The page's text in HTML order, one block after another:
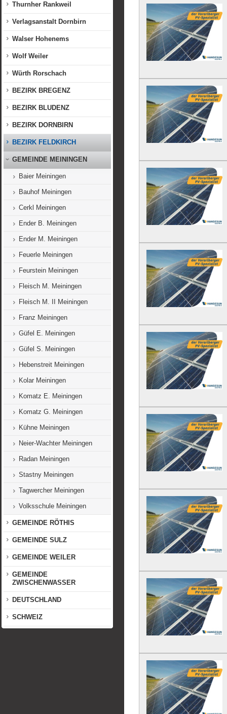
Thurnher Rankweil
Verlagsanstalt Dornbirn
Walser Hohenems
Wolf Weiler
Würth Rorschach
BEZIRK BREGENZ
BEZIRK BLUDENZ
BEZIRK DORNBIRN
BEZIRK FELDKIRCH
GEMEINDE MEININGEN
Baier Meiningen
Bauhof Meiningen
Cerkl Meiningen
Ender B. Meiningen
Ender M. Meiningen
Feuerle Meiningen
Feurstein Meiningen
Fleisch M. Meiningen
Fleisch M. II Meiningen
Franz Meiningen
Güfel E. Meiningen
Güfel S. Meiningen
Hebenstreit Meiningen
Kolar Meiningen
Komatz E. Meiningen
Komatz G. Meiningen
Kühne Meiningen
Neier-Wachter Meiningen
Radan Meiningen
Stastny Meiningen
Tagwercher Meiningen
Volksschule Meiningen
GEMEINDE RÖTHIS
GEMEINDE SULZ
GEMEINDE WEILER
GEMEINDE
ZWISCHENWASSER
DEUTSCHLAND
SCHWEIZ